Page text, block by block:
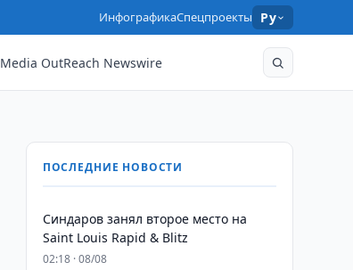
ИнфографикаСпецпроекты Ру
Media OutReach Newswire
ПОСЛЕДНИЕ НОВОСТИ
Синдаров занял второе место на
Saint Louis Rapid & Blitz
02:18 · 08/08